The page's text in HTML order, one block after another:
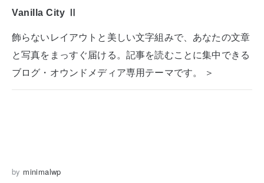
Vanilla City Ⅱ
飾らないレイアウトと美しい文字組みで、あなたの文章
と写真をまっすぐ届ける。記事を読むことに集中できる
ブログ・オウンドメディア専用テーマです。 ＞
by minimalwp